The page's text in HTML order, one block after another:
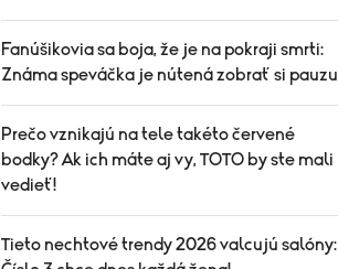
Fanúšikovia sa boja, že je na pokraji smrti:
Známa speváčka je nútená zobrať si pauzu
Prečo vznikajú na tele takéto červené
bodky? Ak ich máte aj vy, TOTO by ste mali
vedieť!
Tieto nechtové trendy 2026 valcujú salóny: